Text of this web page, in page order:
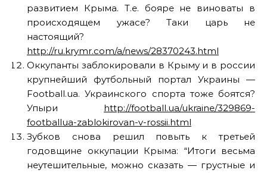
развитием Крыма. Т.е. бояре не виноваты в
происходящем ужасе? Таки царь не
настоящий?
http://ru.krymr.com/a/news/28370243.html
Оккупанты заблокировали в Крыму и в россии
крупнейший футбольный портал Украины —
Football.ua. Украинского спорта тоже боятся?
Упыри http://football.ua/ukraine/329869-
footballua-zablokirovan-v-rossii.html
Зубков снова решил повыть к третьей
годовщине оккупации Крыма: “Итоги весьма
неутешительные, можно сказать — грустные и